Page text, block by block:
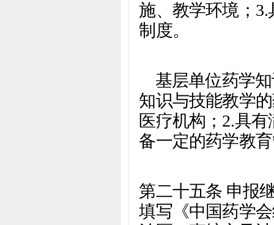
施、教学环境； 3.
制度。
基层单位药学
知识与技能教学
医疗机构； 2.具有
备一定的药学教
第二十五条 申报
填写《中国药学